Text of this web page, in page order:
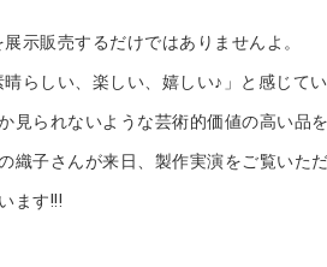
示販売するだけではありませんよ。
らしい、楽しい、嬉しい♪」と感じて
見られないような芸術的価値の高い品
織子さんが来日、製作実演をご覧いた
ます!!!